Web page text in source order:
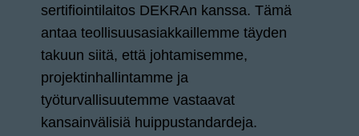
sertifiointilaitos DEKRAn kanssa. Tämä
antaa teollisuusasiakkaillemme täyden
takuun siitä, että johtamisemme,
projektinhallintamme ja
työturvallisuutemme vastaavat
kansainvälisiä huippustandardeja.